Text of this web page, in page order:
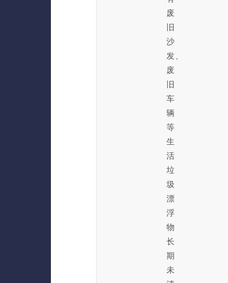
废
旧
沙
发、
废
旧
车
辆
等
生
活
垃
圾
漂
浮
物
长
期
未